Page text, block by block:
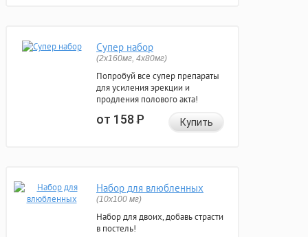
Супер набор
(2х160мг, 4х80мг)
Попробуй все супер препараты
для усиления эрекции и
продления полового акта!
от 158Р Купить
Набор для влюбленных
(10х100 мг)
Набор для двоих, добавь страсти
в постель!